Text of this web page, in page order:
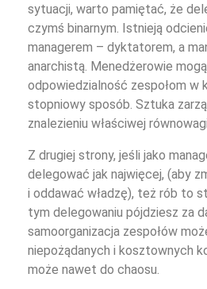
sytuacji, warto pamiętać, że
czymś binarnym. Istnieją
managerem – dyktatorem, a
anarchistą. Menedżerowie
odpowiedzialność zespołom w
stopniowy sposób. Sztuka
znalezieniu właściwej równowagi.
Z drugiej strony, jeśli jako
delegować jak najwięcej, (aby
i oddawać władzę), też rób to
tym delegowaniu pójdziesz za
samoorganizacja zespołów
niepożądanych i kosztownych
może nawet do chaosu.